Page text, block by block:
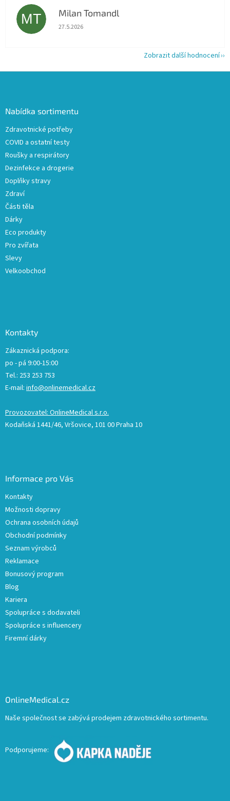
MT Milan Tomandl
Hodnocení obchodu je 5 z 5 hvězdiček.
27.5.2026
Zobrazit další hodnocení
Nabídka sortimentu
Zdravotnické potřeby
COVID a ostatní testy
Roušky a respirátory
Dezinfekce a drogerie
Doplňky stravy
Zdraví
Části těla
Dárky
Eco produkty
Pro zvířata
Slevy
Velkoobchod
Kontakty
Zákaznická podpora:
po - pá 9:00-15:00
Tel.: 253 253 753
E-mail: info@onlinemedical.cz
Provozovatel: OnlineMedical s.r.o.
Kodaňská 1441/46, Vršovice, 101 00 Praha 10
Informace pro Vás
Kontakty
Možnosti dopravy
Ochrana osobních údajů
Obchodní podmínky
Seznam výrobců
Reklamace
Bonusový program
Blog
Kariera
Spolupráce s dodavateli
Spolupráce s influencery
Firemní dárky
OnlineMedical.cz
Naše společnost se zabývá prodejem zdravotnického sortimentu.
Podporujeme: